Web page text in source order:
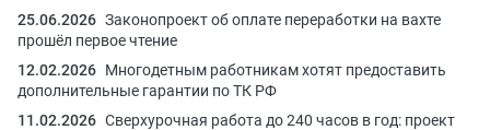
25.06.2026 Законопроект об оплате переработки на вахте
прошёл первое чтение
12.02.2026 Многодетным работникам хотят предоставить
дополнительные гарантии по ТК РФ
11.02.2026 Сверхурочная работа до 240 часов в год: проект